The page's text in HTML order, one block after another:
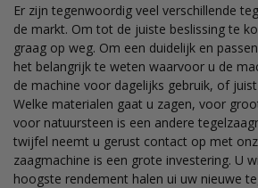
Er zijn tegenwoordig veel verschillende
de markt. Om tot de juiste beslissing te
graag op weg. Om een duidelijk en
het belangrijk te weten waarvoor u de
de machine voor dagelijks gebruik, of
Welke materialen gaat u zagen, voor
voor natuursteen is een andere
twijfel neemt u gerust contact op met
zaagmachine is een grote investering. U
hoogste rendement halen ui uw nieuwe